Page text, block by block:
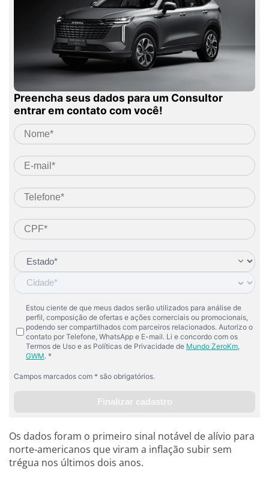
Os dados foram o primeiro sinal notável de alívio para
norte-americanos que viram a inflação subir sem
trégua nos últimos dois anos.